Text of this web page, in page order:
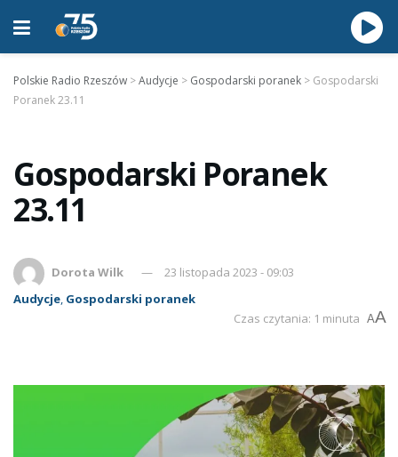
Polskie Radio Rzeszów >Audycje > Gospodarski poranek > Gospodarski
Poranek 23.11
Gospodarski Poranek
23.11
Dorota Wilk
23 listopada 2023 - 09:03
Audycje, Gospodarski poranek
Czas czytania: 1 minuta AA